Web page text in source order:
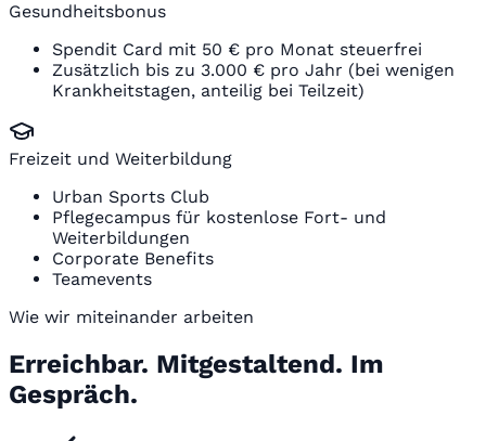
Gesundheitsbonus
Spendit Card mit 50 € pro Monat steuerfrei
Zusätzlich bis zu 3.000 € pro Jahr (bei wenigen
Krankheitstagen, anteilig bei Teilzeit)
Freizeit und Weiterbildung
Urban Sports Club
Pflegecampus für kostenlose Fort- und
Weiterbildungen
Corporate Benefits
Teamevents
Wie wir miteinander arbeiten
Erreichbar. Mitgestaltend. Im
Gespräch.